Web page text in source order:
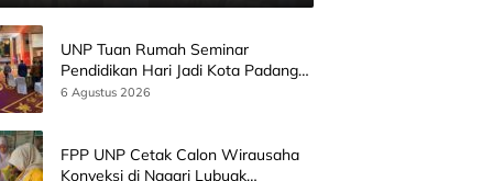
UNP Tuan Rumah Seminar
Pendidikan Hari Jadi Kota Padang
Bersama Wamen Diktisainstek dan
6 Agustus 2026
FPP UNP Cetak Calon Wirausaha
Konveksi di Nagari Lubuak